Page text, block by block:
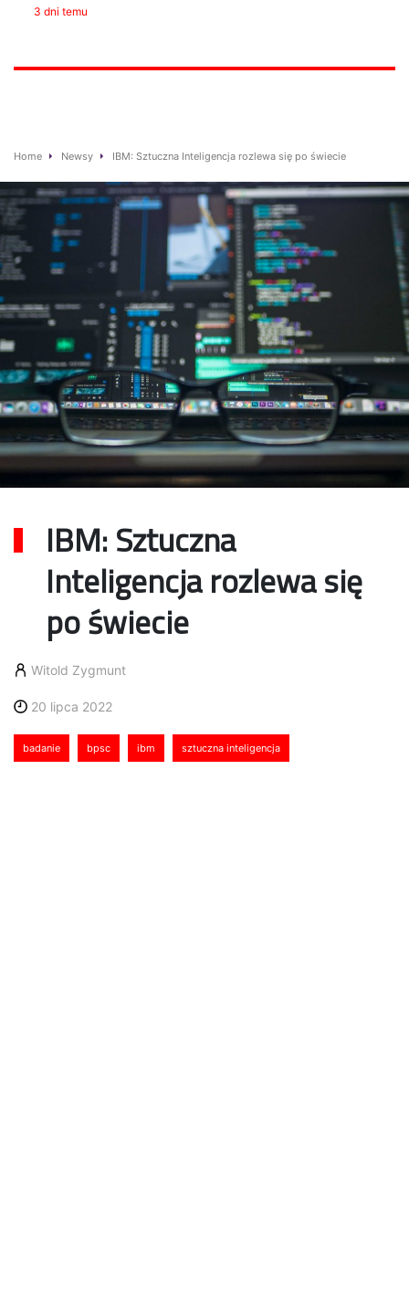
3 dni temu
Home Newsy IBM: Sztuczna Inteligencja rozlewa się po świecie
IBM: Sztuczna
Inteligencja rozlewa się
po świecie
Witold Zygmunt
20 lipca 2022
badanie bpsc ibm sztuczna inteligencja